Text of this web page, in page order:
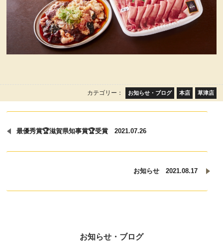
カテゴリー： お知らせ・ブログ 本店 草津店
最優秀賞🏆滋賀県知事賞🏆受賞 2021.07.26
お知らせ 2021.08.17
お知らせ・ブログ